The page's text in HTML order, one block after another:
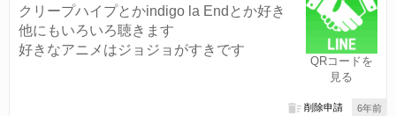
QRコードを
見る
クリープハイプとかindigo la Endとか好き
他にもいろいろ聴きます
好きなアニメはジョジョがすきです
6年前
削除申請